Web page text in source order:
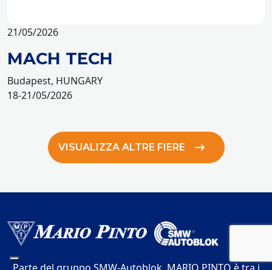
21/05/2026
MACH TECH
Budapest, HUNGARY
18-21/05/2026
VISUALIZZA ALTRE FIERE